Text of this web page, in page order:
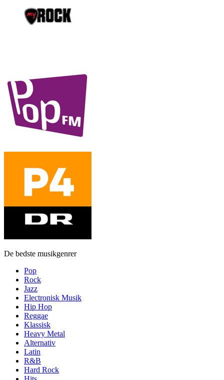
De bedste musikgenrer
Pop
Rock
Jazz
Electronisk Musik
Hip Hop
Reggae
Klassisk
Heavy Metal
Alternativ
Latin
R&B
Hard Rock